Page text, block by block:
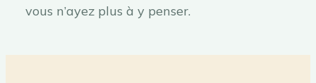
vous n’ayez plus à y penser.